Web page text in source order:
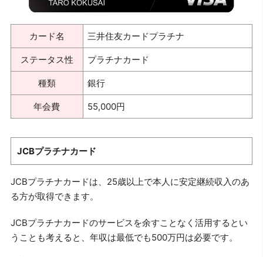
カード名 三井住友カードプラチナ
ステータス性 プラチナカード
種類 銀行
年会費 55,000円
JCBプラチナカード
JCBプラチナカードは、25歳以上で本人に安定継続収入のあ
る方が取得できます。
JCBプラチナカードのサービスを余すことなく活用するとい
うことも考えると、年収は最低でも500万円は必要です。